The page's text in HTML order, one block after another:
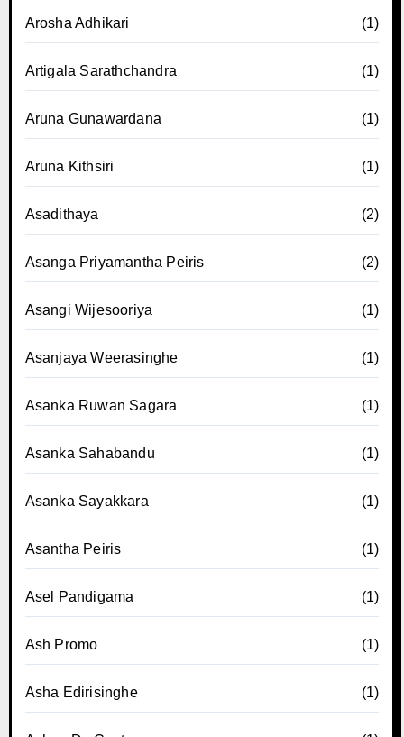
Arosha Adhikari (1)
Artigala Sarathchandra (1)
Aruna Gunawardana (1)
Aruna Kithsiri (1)
Asadithaya (2)
Asanga Priyamantha Peiris (2)
Asangi Wijesooriya (1)
Asanjaya Weerasinghe (1)
Asanka Ruwan Sagara (1)
Asanka Sahabandu (1)
Asanka Sayakkara (1)
Asantha Peiris (1)
Asel Pandigama (1)
Ash Promo (1)
Asha Edirisinghe (1)